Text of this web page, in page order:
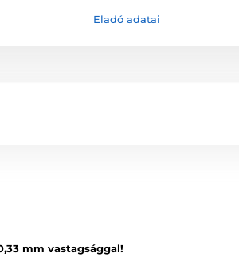
Eladó adatai
mm vastagsággal!